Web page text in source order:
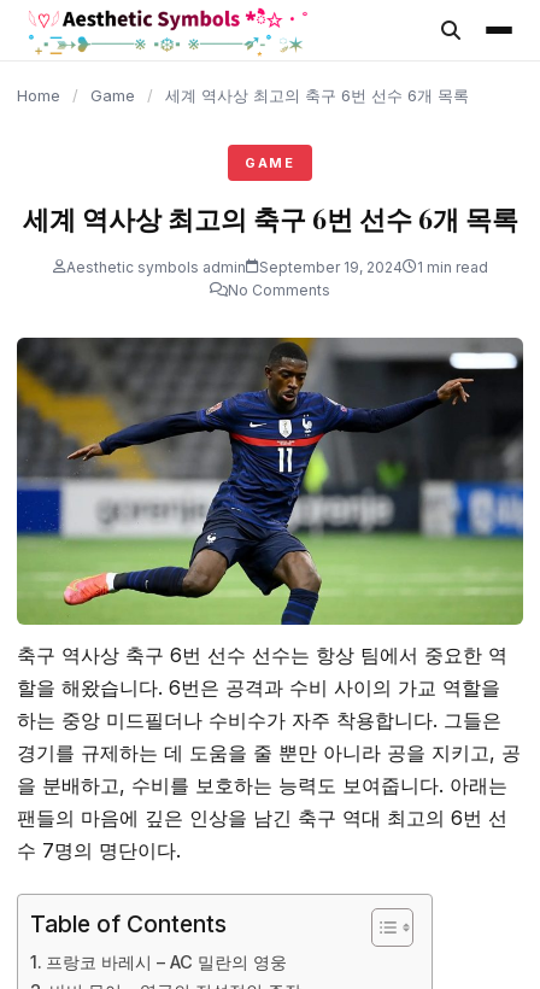
content
Home / Game / 세계 역사상 최고의 축구 6번 선수 6개 목록
GAME
세계 역사상 최고의 축구 6번 선수 6개 목록
Aesthetic symbols admin September 19, 2024
1 min read
No Comments
축구 역사상 축구 6번 선수 선수는 항상 팀에서 중요한 역
할을 해왔습니다. 6번은 공격과 수비 사이의 가교 역할을
하는 중앙 미드필더나 수비수가 자주 착용합니다. 그들은
경기를 규제하는 데 도움을 줄 뿐만 아니라 공을 지키고, 공
을 분배하고, 수비를 보호하는 능력도 보여줍니다. 아래는
팬들의 마음에 깊은 인상을 남긴 축구 역대 최고의 6번 선
수 7명의 명단이다.
Table of Contents
프랑코 바레시 – AC 밀란의 영웅